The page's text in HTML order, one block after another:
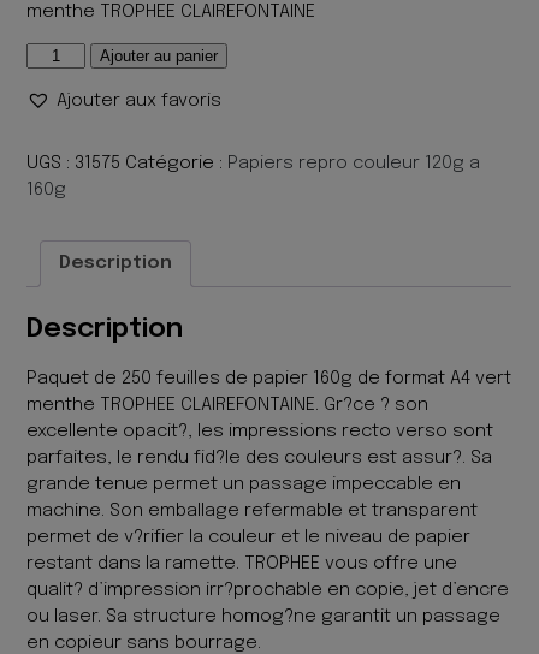
menthe TROPHEE CLAIREFONTAINE
quantité
PHOTOCOPIE
A4
160G
MENTHE
Ajouter au panier
Ajouter aux favoris
UGS : 31575 Catégorie : Papiers repro couleur 120g a
160g
Description
Description
Paquet de 250 feuilles de papier 160g de format A4 vert
menthe TROPHEE CLAIREFONTAINE. Gr?ce ? son
excellente opacit?, les impressions recto verso sont
parfaites, le rendu fid?le des couleurs est assur?. Sa
grande tenue permet un passage impeccable en
machine. Son emballage refermable et transparent
permet de v?rifier la couleur et le niveau de papier
restant dans la ramette. TROPHEE vous offre une
qualit? d’impression irr?prochable en copie, jet d’encre
ou laser. Sa structure homog?ne garantit un passage
en copieur sans bourrage.